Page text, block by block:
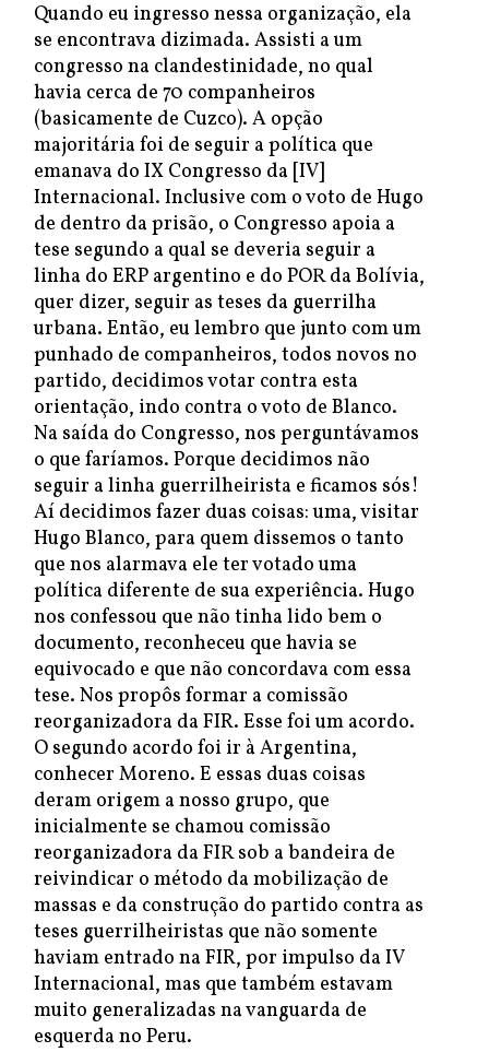
Quando eu ingresso nessa organização, ela
se encontrava dizimada. Assisti a um
congresso na clandestinidade, no qual
havia cerca de 70 companheiros
(basicamente de Cuzco). A opção
majoritária foi de seguir a política que
emanava do IX Congresso da [IV]
Internacional. Inclusive com o voto de Hugo
de dentro da prisão, o Congresso apoia a
tese segundo a qual se deveria seguir a
linha do ERP argentino e do POR da Bolívia,
quer dizer, seguir as teses da guerrilha
urbana. Então, eu lembro que junto com um
punhado de companheiros, todos novos no
partido, decidimos votar contra esta
orientação, indo contra o voto de Blanco.
Na saída do Congresso, nos perguntávamos
o que faríamos. Porque decidimos não
seguir a linha guerrilheirista e ficamos sós!
Aí decidimos fazer duas coisas: uma, visitar
Hugo Blanco, para quem dissemos o tanto
que nos alarmava ele ter votado uma
política diferente de sua experiência. Hugo
nos confessou que não tinha lido bem o
documento, reconheceu que havia se
equivocado e que não concordava com essa
tese. Nos propôs formar a comissão
reorganizadora da FIR. Esse foi um acordo.
O segundo acordo foi ir à Argentina,
conhecer Moreno. E essas duas coisas
deram origem a nosso grupo, que
inicialmente se chamou comissão
reorganizadora da FIR sob a bandeira de
reivindicar o método da mobilização de
massas e da construção do partido contra as
teses guerrilheiristas que não somente
haviam entrado na FIR, por impulso da IV
Internacional, mas que também estavam
muito generalizadas na vanguarda de
esquerda no Peru.